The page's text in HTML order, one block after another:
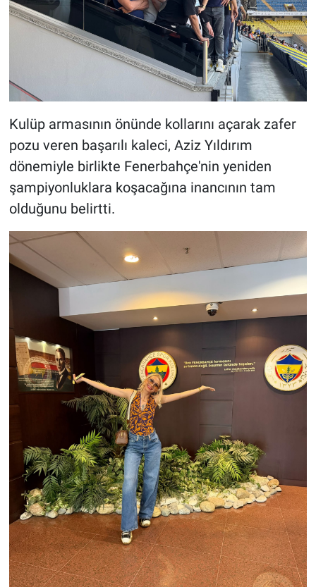
Kulüp armasının önünde kollarını açarak zafer
pozu veren başarılı kaleci, Aziz Yıldırım
dönemiyle birlikte Fenerbahçe'nin yeniden
şampiyonluklara koşacağına inancının tam
olduğunu belirtti.